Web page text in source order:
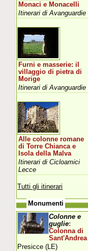
Monaci e Monacelli
Itinerari di Avanguardie
Furni e masserie: il
villaggio di pietra di
Morige
Itinerari di Avanguardie
Alle colonne romane
di Torre Chianca e
Isola della Malva
Itinerari di Cicloamici
Lecce
Tutti gli itinerari
Monumenti
Colonne e
guglie:
Colonna di
Sant'Andrea
Presicce (LE)